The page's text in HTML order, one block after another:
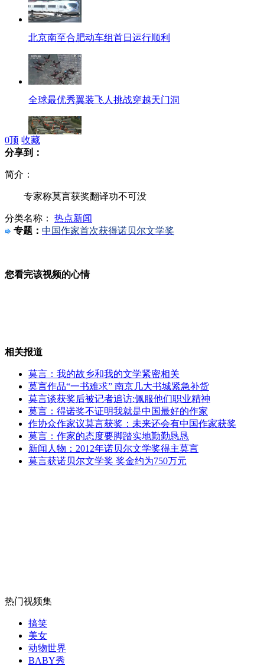
北京南至合肥动车组首日运行顺利
全球最优秀翼装飞人挑战穿越天门洞
西哈努克灵柩抵达金边 民众垂泪迎接
美司令呼吁和平解决钓鱼岛问题
野田训话引用军国主义口号引关注
外交部：反对强权政治霸凌主义
0顶 收藏
分享到：
简介：
专家称莫言获奖翻译功不可没
分类名称： 热点新闻
专题： 中国作家首次获得诺贝尔文学奖
您看完该视频的心情
相关报道
莫言：我的故乡和我的文学紧密相关
莫言作品“一书难求” 南京几大书城紧急补货
莫言谈获奖后被记者追访:佩服他们职业精神
莫言：得诺奖不证明我就是中国最好的作家
作协众作家议莫言获奖：未来还会有中国作家获奖
莫言：作家的态度要脚踏实地勤勤恳恳
新闻人物：2012年诺贝尔文学奖得主莫言
莫言获诺贝尔文学奖 奖金约为750万元
热门视频集
搞笑
美女
动物世界
BABY秀